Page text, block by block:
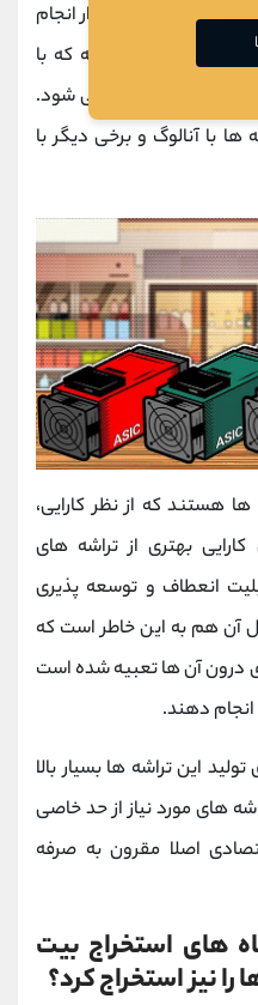
وظایف خاصی در مدار انجام
چندین ورودی داشته که با
خروجی تولید می شود.
ها با آنالوگ و برخی دیگر با
هستند که از نظر کارایی،
بهتری از تراشه های
انعطاف و توسعه پذیری
آن هم به این خاطر است که
درون آن ها تعبیه شده است
دهند.
این تراشه ها بسیار بالا
های مورد نیاز از حد خاصی
اصلا مقرون به صرفه
های استخراج بیت
نیز استخراج کرد؟